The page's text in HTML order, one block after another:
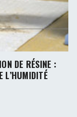
DE RÉSINE :
L’HUMIDITÉ